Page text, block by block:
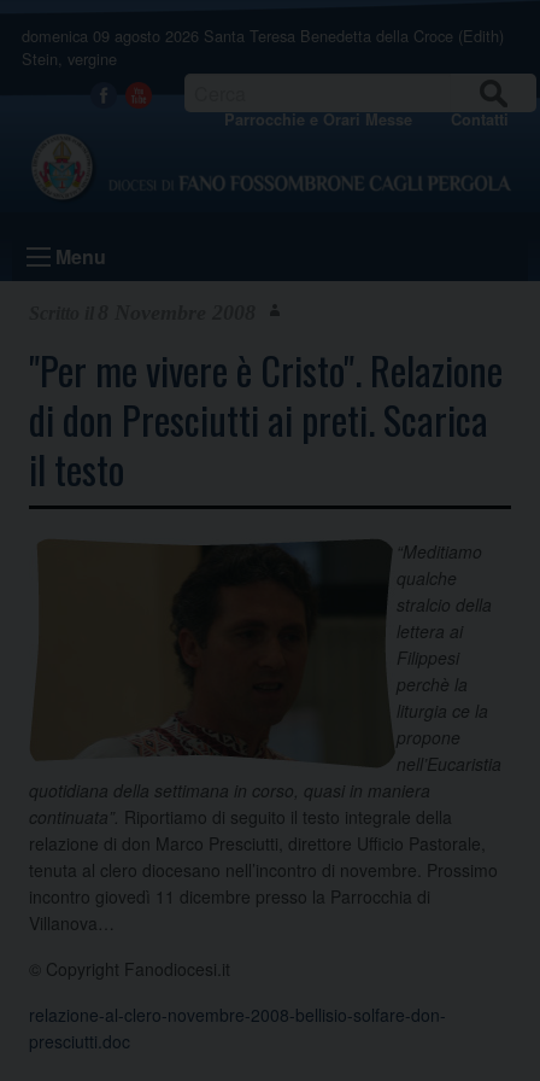
content
domenica 09 agosto 2026 Santa Teresa Benedetta della Croce (Edith)
Stein, vergine
Facebook
Youtube Parrocchie e Orari Messe Contatti
Menu
"Per me vivere è Cristo". Relazione
di don Presciutti ai preti. Scarica
il testo
“Meditiamo
qualche
stralcio della
lettera ai
Filippesi
perchè la
liturgia ce la
propone
nell’Eucaristia
quotidiana della settimana in corso, quasi in maniera
continuata”. Riportiamo di seguito il testo integrale della
relazione di don Marco Presciutti, direttore Ufficio Pastorale,
tenuta al clero diocesano nell’incontro di novembre. Prossimo
incontro giovedì 11 dicembre presso la Parrocchia di
Villanova…
© Copyright Fanodiocesi.it
relazione-al-clero-novembre-2008-bellisio-solfare-don-
presciutti.doc